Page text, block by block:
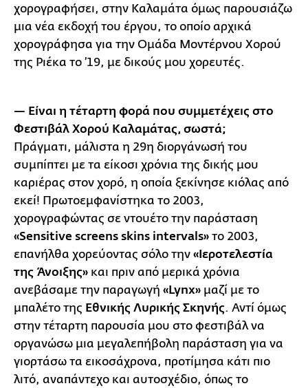
χορογραφήσει, στην Καλαμάτα όμως παρουσιάζω
μια νέα εκδοχή του έργου, το οποίο αρχικά
χορογράφησα για την Ομάδα Μοντέρνου Χορού
της Ριέκα το ’19, με δικούς μου χορευτές.
— Είναι η τέταρτη φορά που συμμετέχεις στο
Φεστιβάλ Χορού Καλαμάτας, σωστά;
Πράγματι, μάλιστα η 29η διοργάνωσή του
συμπίπτει με τα είκοσι χρόνια της δικής μου
καριέρας στον χορό, η οποία ξεκίνησε κιόλας από
εκεί! Πρωτοεμφανίστηκα το 2003,
χορογραφώντας σε ντουέτο την παράσταση
«Sensitive screens skins intervals» το 2003,
επανήλθα χορεύοντας σόλο την «Ιεροτελεστία
της Άνοιξης» και πριν από μερικά χρόνια
ανεβάσαμε την παραγωγή «Lynx» μαζί με το
μπαλέτο της Εθνικής Λυρικής Σκηνής. Αντί όμως
στην τέταρτη παρουσία μου στο φεστιβάλ να
οργανώσω μια μεγαλεπήβολη παράσταση για να
γιορτάσω τα εικοσάχρονα, προτίμησα κάτι πιο
λιτό, αναπάντεχο και αυτοσχέδιο, όπως το